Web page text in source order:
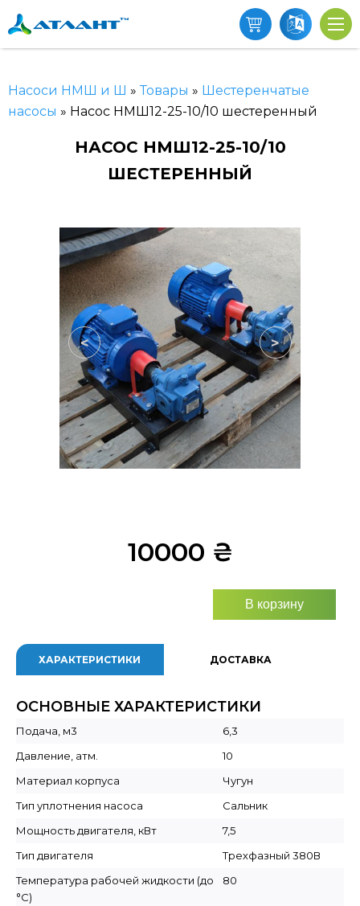
Насоси НМШ и Ш »Товары » Шестеренчатые
насосы » Насос НМШ12-25-10/10 шестеренный
НАСОС НМШ12-25-10/10
ШЕСТЕРЕННЫЙ
< >
10000 ₴
В корзину
ХАРАКТЕРИСТИКИ ДОСТАВКА
ОСНОВНЫЕ ХАРАКТЕРИСТИКИ
Подача, м3
6,3
Давление, атм.
10
Материал корпуса
Чугун
Тип уплотнения насоса
Сальник
Мощность двигателя, кВт
7,5
Тип двигателя
Трехфазный 380В
Температура рабочей жидкости (до
°C)
80